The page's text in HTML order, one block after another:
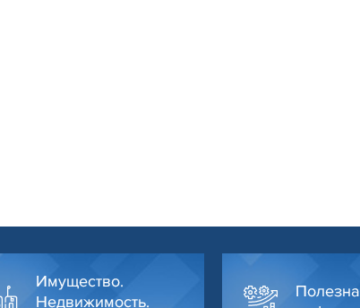
Имущество.
Недвижимость.